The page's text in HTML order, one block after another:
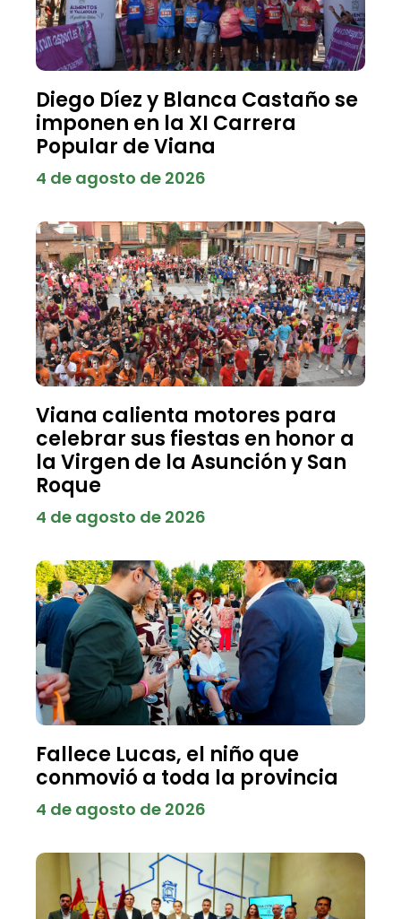
Diego Díez y Blanca Castaño se
imponen en la XI Carrera
Popular de Viana
4 de agosto de 2026
Viana calienta motores para
celebrar sus fiestas en honor a
la Virgen de la Asunción y San
Roque
4 de agosto de 2026
Fallece Lucas, el niño que
conmovió a toda la provincia
4 de agosto de 2026